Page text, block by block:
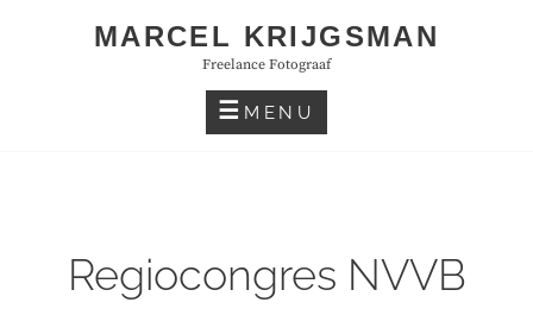
MARCEL KRIJGSMAN
Freelance Fotograaf
MENU
Regiocongres NVVB